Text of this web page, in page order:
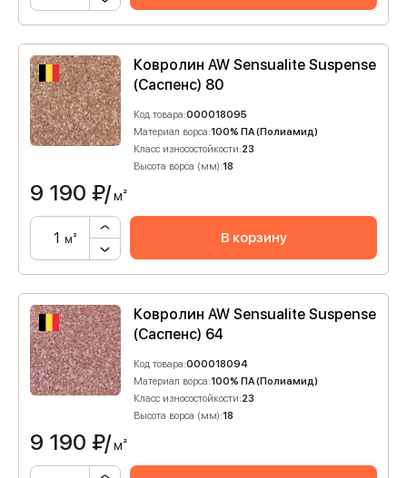
Ковролин AW Sensualite Suspense
(Саспенс) 80
Код товара:000018095
Материал ворса:100% ПА (Полиамид)
Класс износостойкости:23
Высота ворса (мм):18
9 190 ₽/м²
м² В корзину
Ковролин AW Sensualite Suspense
(Саспенс) 64
Код товара:000018094
Материал ворса:100% ПА (Полиамид)
Класс износостойкости:23
Высота ворса (мм):18
9 190 ₽/м²